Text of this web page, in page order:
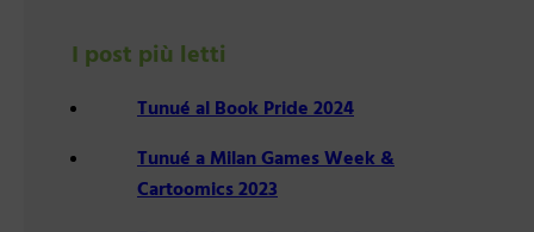
I post più letti
Tunué al Book Pride 2024
Tunué a Milan Games Week &
Cartoomics 2023